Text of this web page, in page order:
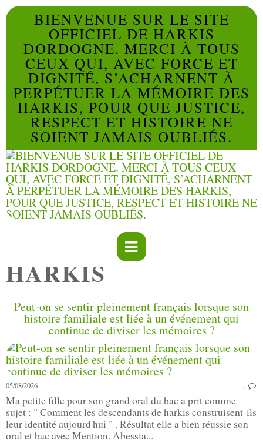
BIENVENUE SUR LE SITE
OFFICIEL DE HARKIS
DORDOGNE. MERCI À TOUS
CEUX QUI, AVEC FORCE ET
DIGNITÉ, S’ACHARNENT À
PERPÉTUER LA MÉMOIRE DES
HARKIS, POUR QUE JUSTICE,
RESPECT ET HISTOIRE NE
SOIENT JAMAIS OUBLIÉS.
HARKIS
Peut-on se sentir pleinement français lorsque son
histoire familiale est liée à un événement qui
continue de diviser les mémoires ?
05/08/2026 …
Ma petite fille pour son grand oral du bac a prit comme
sujet : " Comment les descendants de harkis construisent-ils
leur identité aujourd'hui " . Résultat elle a bien réussie son
oral et bac avec Mention. Abessia...